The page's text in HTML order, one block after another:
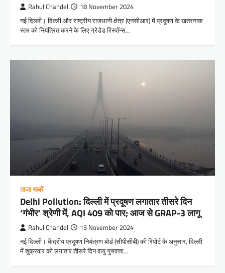
Rahul Chandel 18 November 2024
नई दिल्ली। दिल्ली और राष्ट्रीय राजधानी क्षेत्र (एनसीआर) में प्रदूषण के खतरनाक
स्तर को नियंत्रित करने के लिए ग्रेडेड रिस्पॉन्स…
ताजा खबरें
Delhi Pollution: दिल्ली में प्रदूषण लगातार तीसरे दिन
‘गंभीर’ श्रेणी में, AQI 409 को पार; आज से GRAP-3 लागू
Rahul Chandel 15 November 2024
नई दिल्ली। केंद्रीय प्रदूषण नियंत्रण बोर्ड (सीपीसीबी) की रिपोर्ट के अनुसार, दिल्ली
में शुक्रवार को लगातार तीसरे दिन वायु गुणवत्ता…